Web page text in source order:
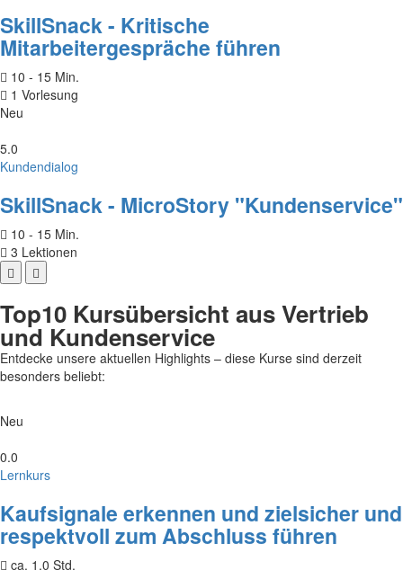
SkillSnack - Kritische
Mitarbeitergespräche führen
10 - 15 Min.
1 Vorlesung
Neu
5.0
Kundendialog
SkillSnack - MicroStory "Kundenservice"
10 - 15 Min.
3 Lektionen
Top10 Kursübersicht aus Vertrieb
und Kundenservice
Entdecke unsere aktuellen Highlights – diese Kurse sind derzeit
besonders beliebt:
Neu
0.0
Lernkurs
Kaufsignale erkennen und zielsicher und
respektvoll zum Abschluss führen
ca. 1,0 Std.